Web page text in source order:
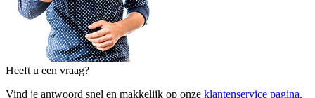
Heeft u een vraag?
Vind je antwoord snel en makkelijk op onze klantenservice pagina.